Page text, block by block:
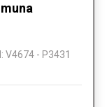
V4674 - P3431